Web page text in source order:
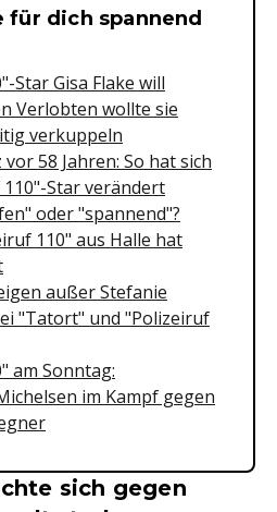
&
für dich spannend
Star Gisa Flake will
Verlobten wollte sie
verkuppeln
vor 58 Jahren: So hat sich
Star verändert
oder "spannend"?
110" aus Halle hat
außer Stefanie
"Tatort" und "Polizeiruf
am Sonntag:
im Kampf gegen
sich gegen